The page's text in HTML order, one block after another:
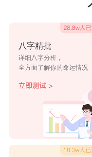
八字精批
详细八字分析，
全方面了解你的命运情况